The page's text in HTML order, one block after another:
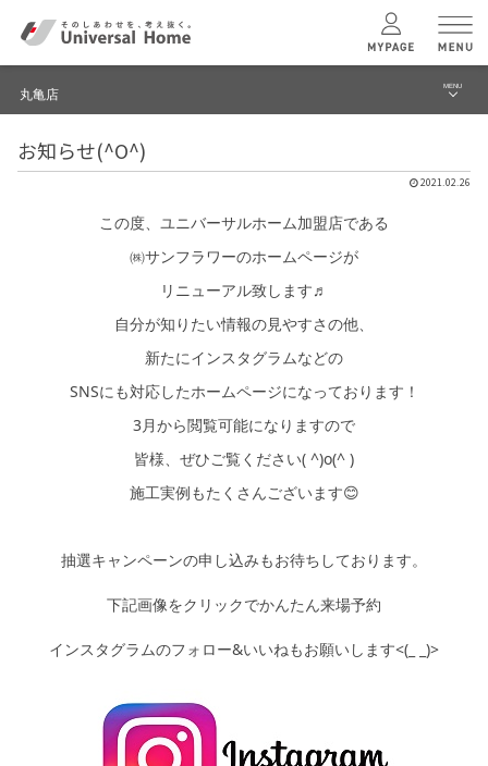
ユニバーサル
コンセプトプラン
モデルハウス検索・見学予約
シミュレーション
キャンペーン・ コラボ情報
家づくりの知識
お問い合わせ
丸亀店 MENU
ブログ
お知らせ(^O^)
2021.02.26
この度、ユニバーサルホーム加盟店である
㈱サンフラワーのホームページが
リニューアル致します♬
自分が知りたい情報の見やすさの他、
新たにインスタグラムなどの
SNSにも対応したホームページになっております！
3月から閲覧可能になりますので
皆様、ぜひご覧ください( ^)o(^ )
施工実例もたくさんございます😊
抽選キャンペーンの申し込みもお待ちしております。
下記画像をクリックでかんたん来場予約
インスタグラムのフォロー&いいねもお願いします<(_ _)>